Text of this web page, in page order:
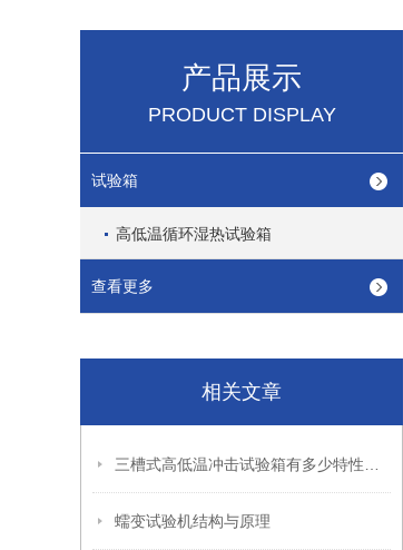
产品展示
PRODUCT DISPLAY
试验箱
高低温循环湿热试验箱
查看更多
相关文章
蠕变试验机结构与原理